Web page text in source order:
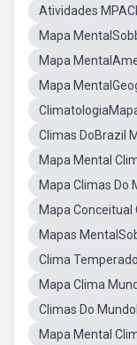
Atividades
Mapa
Mapa
Mapa
Climas DoBrazil
Mapa Mental
Mapa Climas Do
Mapa Conceitual
Mapas
Clima
Mapa Clima
Climas Do
Mapa Mental